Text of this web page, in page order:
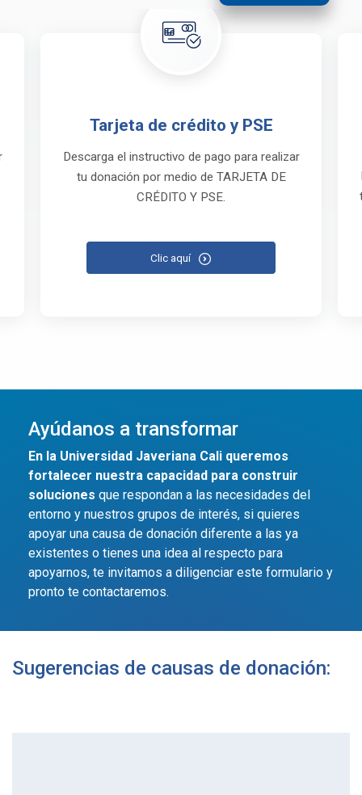
Tarjeta de crédito y PSE
Descarga el instructivo de pago para realizar
tu donación por medio de TARJETA DE
CRÉDITO Y PSE.
Clic aquí
Ayúdanos a transformar
En la Universidad Javeriana Cali queremos
fortalecer nuestra capacidad para construir
soluciones que respondan a las necesidades del
entorno y nuestros grupos de interés, si quieres
apoyar una causa de donación diferente a las ya
existentes o tienes una idea al respecto para
apoyarnos, te invitamos a diligenciar este formulario y
pronto te contactaremos.
Sugerencias de causas de donación: